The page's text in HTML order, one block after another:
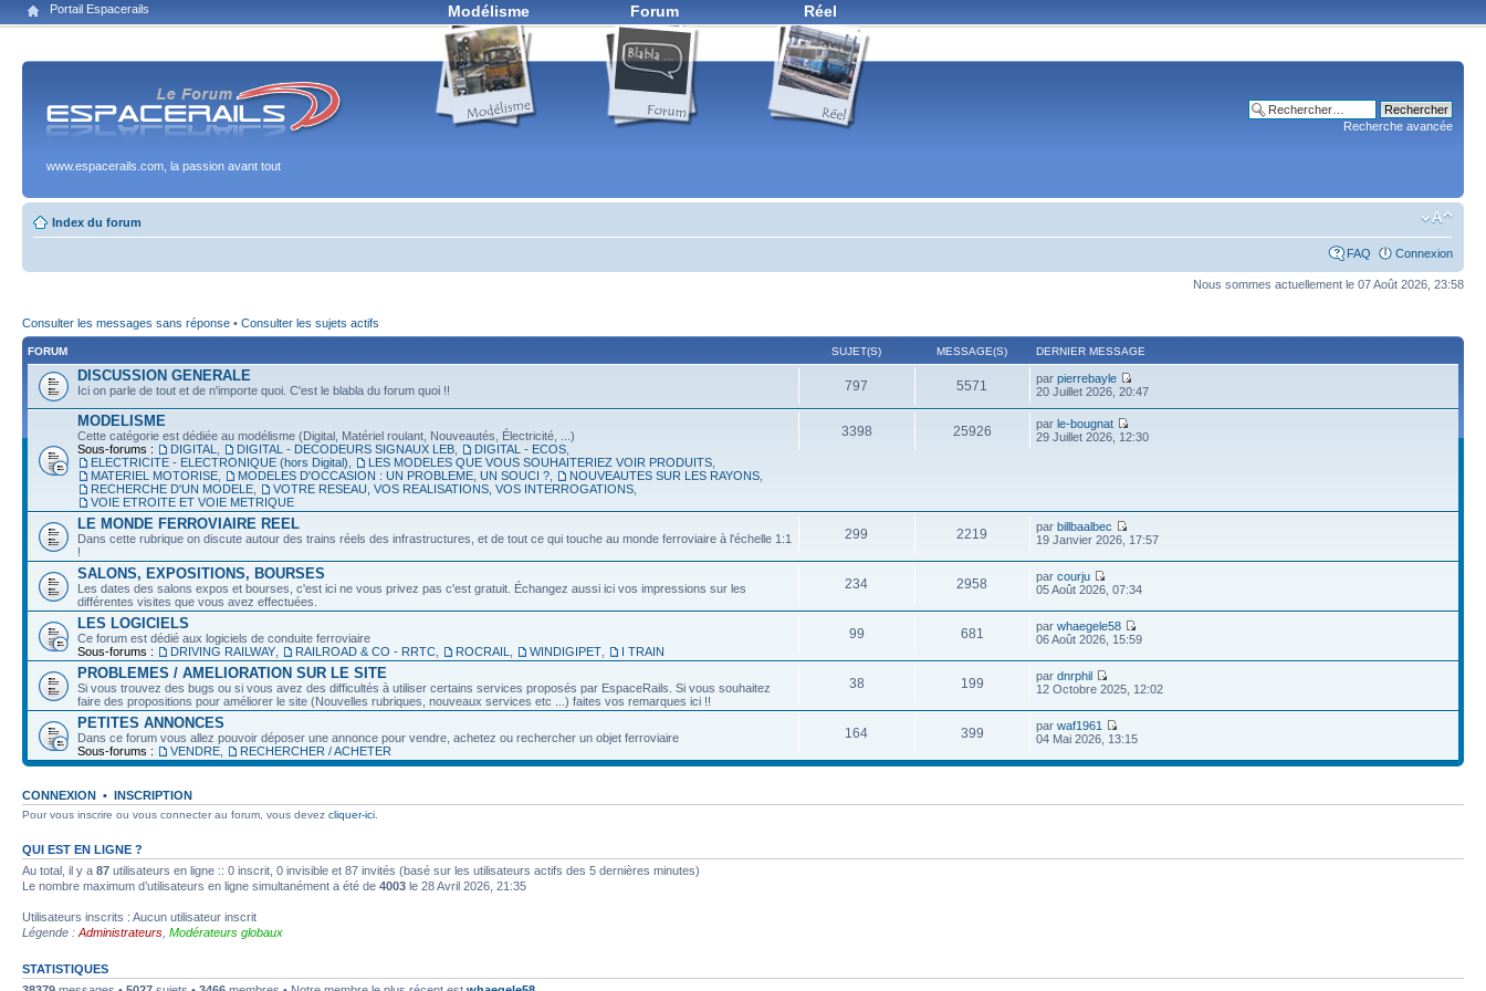
Portail Espacerails Modélisme Forum Réel
www.espacerails.com, la passion avant tout
Recherche avancée
Index du forum
FAQ Connexion
Nous sommes actuellement le 07 Août 2026, 23:58
Consulter les messages sans réponse • Consulter les sujets actifs
FORUM SUJET(S) MESSAGE(S) DERNIER MESSAGE
DISCUSSION GENERALE
Ici on parle de tout et de n'importe quoi. C'est le blabla du forum quoi !! 797 5571 parpierrebayle
20 Juillet 2026, 20:47
MODELISME
Cette catégorie est dédiée au modélisme (Digital, Matériel roulant, Nouveautés, Électricité, ...)
Sous-forums :
DIGITAL DIGITAL - DECODEURS SIGNAUX LEB DIGITAL - ECOS
ELECTRICITE - ELECTRONIQUE (hors Digital)
LES MODELES QUE VOUS SOUHAITERIEZ VOIR PRODUITS
MATERIEL MOTORISE
MODELES D'OCCASION : UN PROBLEME, UN SOUCI ? NOUVEAUTES SUR LES RAYONS
RECHERCHE D'UN MODELE
VOTRE RESEAU, VOS REALISATIONS, VOS INTERROGATIONS
VOIE ETROITE ET VOIE METRIQUE
3398 25926 parle-bougnat
29 Juillet 2026, 12:30
LE MONDE FERROVIAIRE REEL
Dans cette rubrique on discute autour des trains réels des infrastructures, et de tout ce qui touche au monde ferroviaire à l'échelle 1:1
!
299 2219 parbillbaalbec
19 Janvier 2026, 17:57
SALONS, EXPOSITIONS, BOURSES
Les dates des salons expos et bourses, c'est ici ne vous privez pas c'est gratuit. Échangez aussi ici vos impressions sur les
différentes visites que vous avez effectuées.
234 2958 parcourju
05 Août 2026, 07:34
LES LOGICIELS
Ce forum est dédié aux logiciels de conduite ferroviaire
Sous-forums :
DRIVING RAILWAY RAILROAD & CO - RRTC ROCRAIL WINDIGIPET I TRAIN
99 681 parwhaegele58
06 Août 2026, 15:59
PROBLEMES / AMELIORATION SUR LE SITE
Si vous trouvez des bugs ou si vous avez des difficultés à utiliser certains services proposés par EspaceRails. Si vous souhaitez
faire des propositions pour améliorer le site (Nouvelles rubriques, nouveaux services etc ...) faites vos remarques ici !!
38 199 pardnrphil
12 Octobre 2025, 12:02
PETITES ANNONCES
Dans ce forum vous allez pouvoir déposer une annonce pour vendre, achetez ou rechercher un objet ferroviaire
Sous-forums :
VENDRE RECHERCHER / ACHETER
164 399 parwaf1961
04 Mai 2026, 13:15
CONNEXION • INSCRIPTION
Pour vous inscrire ou vous connecter au forum, vous devez cliquer-ici
QUI EST EN LIGNE ?
Au total, il y a 87 utilisateurs en ligne :: 0 inscrit, 0 invisible et 87 invités (basé sur les utilisateurs actifs des 5 dernières minutes)
Le nombre maximum d’utilisateurs en ligne simultanément a été de 4003 le 28 Avril 2026, 21:35
Utilisateurs inscrits : Aucun utilisateur inscrit
Légende : Administrateurs Modérateurs globaux
STATISTIQUES